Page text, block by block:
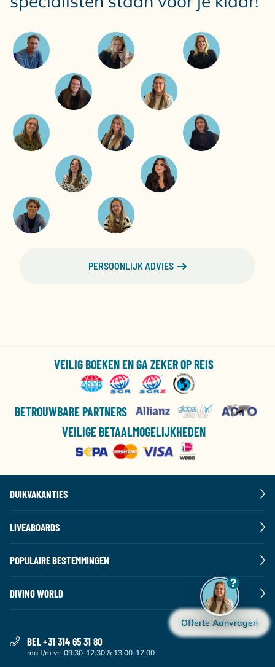
PERSOONLIJK ADVIES
Offerte Aanvragen
VEILIG BOEKEN EN GA ZEKER OP REIS
BETROUWBARE PARTNERS
VEILIGE BETAALMOGELIJKHEDEN
DUIKVAKANTIES
LIVEABOARDS
POPULAIRE BESTEMMINGEN
DIVING WORLD
BEL +31 314 65 31 80
ma t/m vr: 09:30-12:30 & 13:00-17:00